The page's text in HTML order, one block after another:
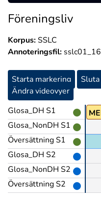
Föreningsliv
Korpus:SSLC
Annoteringsfil:
Starta markering
Ändra videovyer
Glosa_DH S1
Glosa_NonDH S1
Översättning S1
Glosa_DH S2
Glosa_NonDH S2
Översättning S2